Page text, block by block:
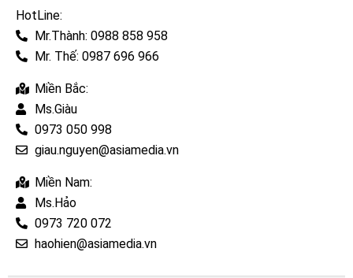
HotLine:
Mr.Thành: 0988 858 958
Mr. Thế: 0987 696 966
Miền Bắc:
Ms.Giàu
0973 050 998
giau.nguyen@asiamedia.vn
Miền Nam:
Ms.Hảo
0973 720 072
haohien@asiamedia.vn